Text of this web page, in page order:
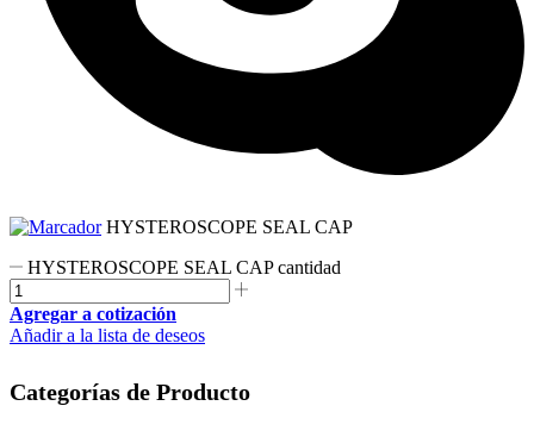
HYSTEROSCOPE SEAL CAP
HYSTEROSCOPE SEAL CAP cantidad
Agregar a cotización
Añadir a la lista de deseos
Categorías de Producto